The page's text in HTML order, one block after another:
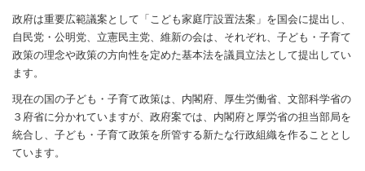
政府は重要広範議案として「こども家庭庁設置法案」を国会に提出し、
自民党・公明党、立憲民主党、維新の会は、それぞれ、子ども・子育て
政策の理念や政策の方向性を定めた基本法を議員立法として提出してい
ます。
現在の国の子ども・子育て政策は、内閣府、厚生労働省、文部科学省の
３府省に分かれていますが、政府案では、内閣府と厚労省の担当部局を
統合し、子ども・子育て政策を所管する新たな行政組織を作ることとし
ています。